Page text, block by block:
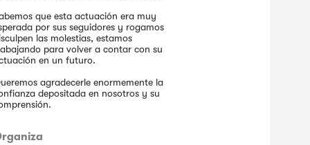
que esta actuación era muy
por sus seguidores y rogamos
las molestias, estamos
para volver a contar con su
en un futuro.
agradecerle enormemente la
depositada en nosotros y su